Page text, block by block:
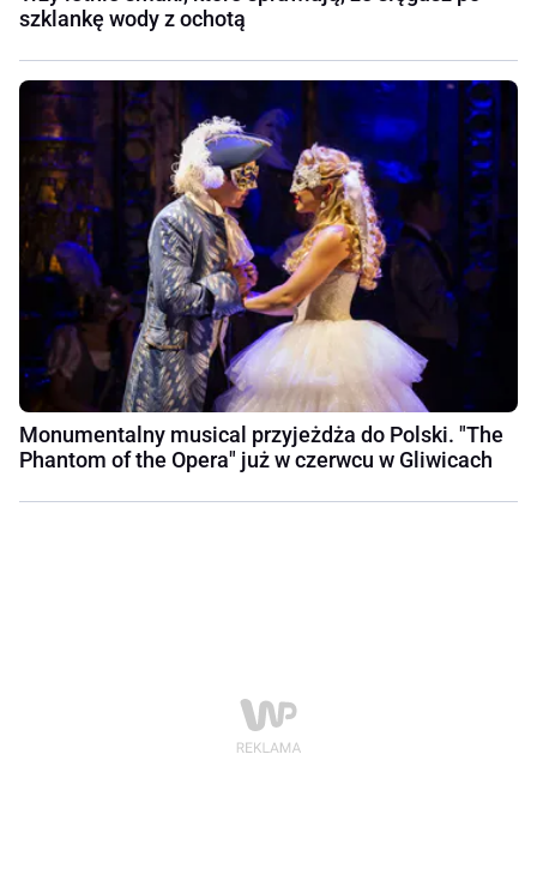
szklankę wody z ochotą
Monumentalny musical przyjeżdża do Polski. "The
Phantom of the Opera" już w czerwcu w Gliwicach